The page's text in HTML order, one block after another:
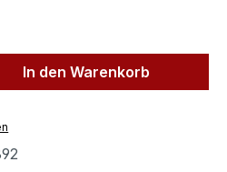
Gib den
In den Warenkorb